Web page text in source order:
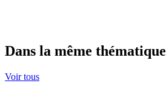
Dans la même thématique
Voir tous